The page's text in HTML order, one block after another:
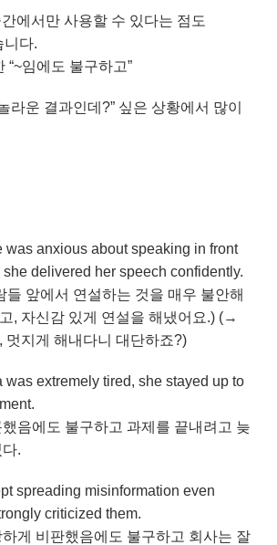
에서만 사용할 수 있다는 점도
니다.
“~임에도 불구하고”
라운 결과인데?” 싶은 상황에서 많이
was anxious about speaking in front
delivered her speech confidently.
들 앞에서 연설하는 것을 매우 불안해
, 자신감 있게 연설을 해냈어요.) (→
멋지게 해내다니 대단하죠?)
was extremely tired, she stayed up to
음에도 불구하고 과제를 끝내려고 늦
.
spreading misinformation even
criticized them.
게 비판했음에도 불구하고 회사는 잘